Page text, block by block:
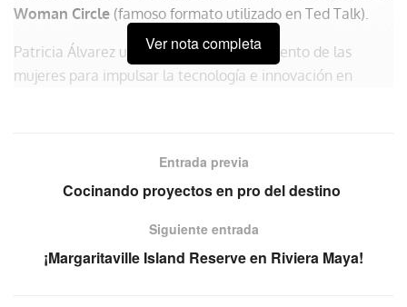
Woman Circle (famoso formato utilizado en Ted Talk).
Patricia Álvarez urgió a apostar por el talento de las
mujeres para impulsar la tecnología e innovación en
Woman Circlepermite acercarse a las
necesidades de las mujeres, con el fin de
orientarlas en sus acciones que mejoren y
promuevan el bienestar y el desarrollo
Ver nota completa
Entrada previa
Cocinando proyectos en pro del destino
Siguiente entrada
¡Margaritaville Island Reserve en Riviera Maya!